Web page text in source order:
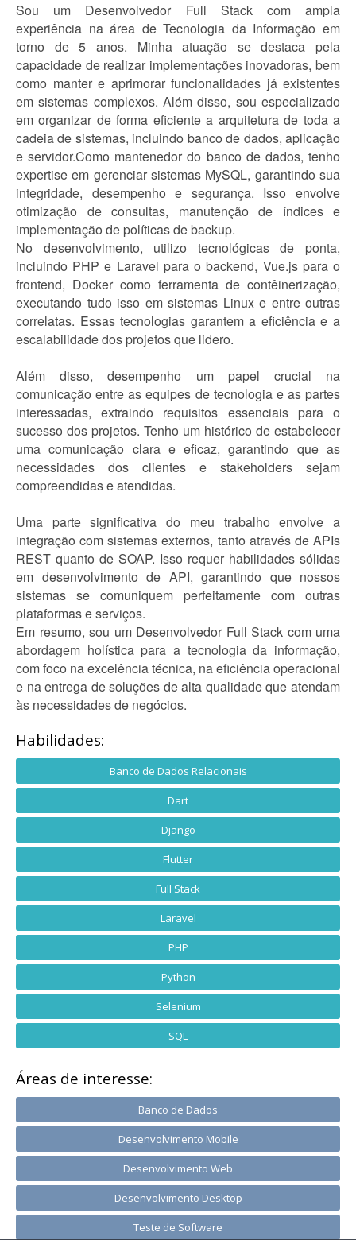
Sou um Desenvolvedor Full Stack com ampla
experiência na área de Tecnologia da Informação em
torno de 5 anos. Minha atuação se destaca pela
capacidade de realizar implementações inovadoras, bem
como manter e aprimorar funcionalidades já existentes
em sistemas complexos. Além disso, sou especializado
em organizar de forma eficiente a arquitetura de toda a
cadeia de sistemas, incluindo banco de dados, aplicação
e servidor.Como mantenedor do banco de dados, tenho
expertise em gerenciar sistemas MySQL, garantindo sua
integridade, desempenho e segurança. Isso envolve
otimização de consultas, manutenção de índices e
implementação de políticas de backup.
No desenvolvimento, utilizo tecnológicas de ponta,
incluindo PHP e Laravel para o backend, Vue.js para o
frontend, Docker como ferramenta de contêinerização,
executando tudo isso em sistemas Linux e entre outras
correlatas. Essas tecnologias garantem a eficiência e a
escalabilidade dos projetos que lidero.
Além disso, desempenho um papel crucial na
comunicação entre as equipes de tecnologia e as partes
interessadas, extraindo requisitos essenciais para o
sucesso dos projetos. Tenho um histórico de estabelecer
uma comunicação clara e eficaz, garantindo que as
necessidades dos clientes e stakeholders sejam
compreendidas e atendidas.
Uma parte significativa do meu trabalho envolve a
integração com sistemas externos, tanto através de APIs
REST quanto de SOAP. Isso requer habilidades sólidas
em desenvolvimento de API, garantindo que nossos
sistemas se comuniquem perfeitamente com outras
plataformas e serviços.
Em resumo, sou um Desenvolvedor Full Stack com uma
abordagem holística para a tecnologia da informação,
com foco na excelência técnica, na eficiência operacional
e na entrega de soluções de alta qualidade que atendam
às necessidades de negócios.
Habilidades:
Banco de Dados Relacionais
Dart
Django
Flutter
Full Stack
Laravel
PHP
Python
Selenium
SQL
Áreas de interesse:
Banco de Dados
Desenvolvimento Mobile
Desenvolvimento Web
Desenvolvimento Desktop
Teste de Software